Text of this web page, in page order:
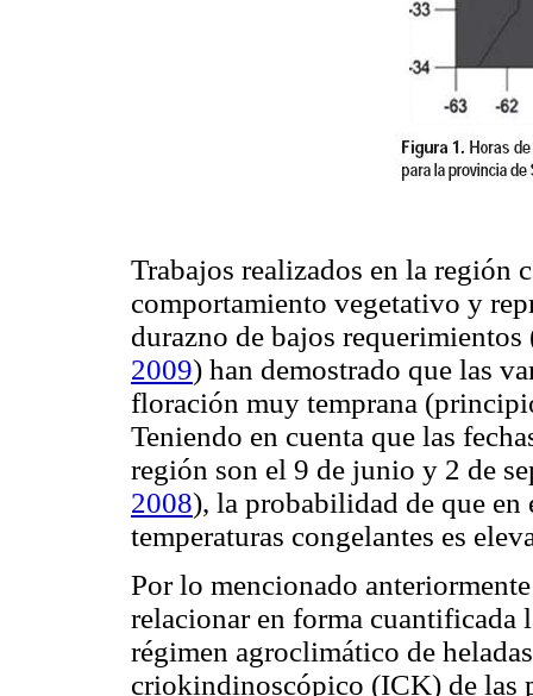
Trabajos realizados en la región
comportamiento vegetativo y
durazno de bajos requerimientos
2009) han demostrado que las
floración muy temprana
Teniendo en cuenta que las
región son el 9 de junio y 2 de
2008), la probabilidad de que en
temperaturas congelantes es
Por lo mencionado
relacionar en forma cuantificada
régimen agroclimático de
criokindinoscópico (ICK) de las